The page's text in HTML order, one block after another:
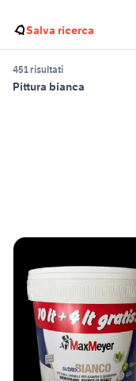
Salva ricerca
451 risultati
Pittura bianca